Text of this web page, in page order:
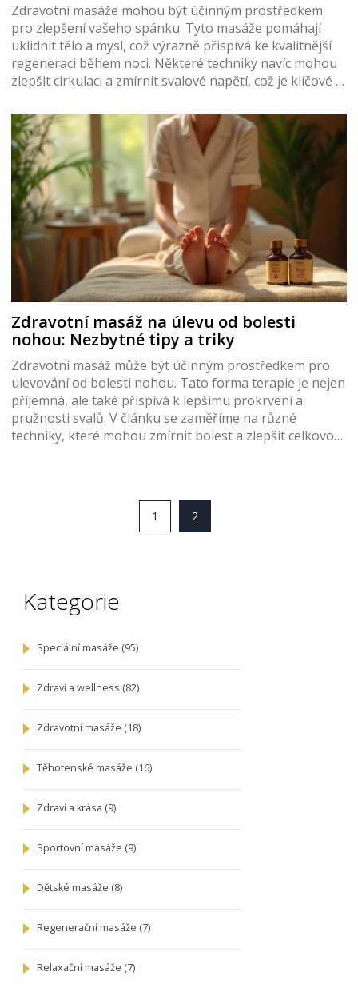
Zdravotní masáže mohou být účinným prostředkem
pro zlepšení vašeho spánku. Tyto masáže pomáhají
uklidnit tělo a mysl, což výrazně přispívá ke kvalitnější
regeneraci během noci. Některé techniky navíc mohou
zlepšit cirkulaci a zmírnit svalové napětí, což je klíčové k
různých typů zdravotních masáží, které mohou vést k
lepšímu spánkovému cyklu a celkovému pocitu pohody.
Naučte se, jak pravidelné sezení může pozitivně ovlivnit
váš každodenní život.
Zdravotní masáž na úlevu od bolesti
nohou: Nezbytné tipy a triky
Zdravotní masáž může být účinným prostředkem pro
ulevování od bolesti nohou. Tato forma terapie je nejen
příjemná, ale také přispívá k lepšímu prokrvení a
pružnosti svalů. V článku se zaměříme na různé
techniky, které mohou zmírnit bolest a zlepšit celkovou
1 2
Kategorie
Speciální masáže (95)
Zdraví a wellness (82)
Zdravotní masáže (18)
Těhotenské masáže (16)
Zdraví a krása (9)
Sportovní masáže (9)
Dětské masáže (8)
Regenerační masáže (7)
Relaxační masáže (7)